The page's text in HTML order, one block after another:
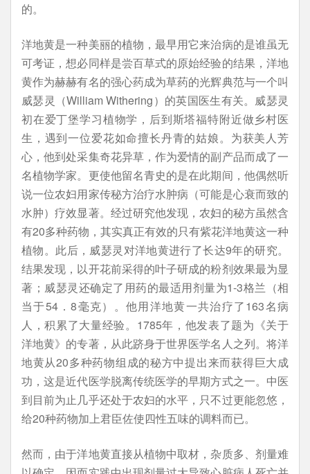
的。
洋地黄是一种美丽的植物，最早用它来治病的是谁虽无
可考证，想必同样是尝百草式的原始经验的结果，洋地
黄作为赫赫有名的强心药成为草药的光辉典范与一个叫
威瑟灵（William Withering）的英国医生有关。威瑟灵
初在爱丁堡学习植物学，后到斯塔福特附近做乡村医
生，遇到一位爱花如命擅长丹青的姑娘。为获美人芳
心，他到处采集奇花异草，作为爱情的副产品而成了一
名植物学家。更使他留名青史的是在此期间，他偶然听
说一位农妇用家传秘方治疗水肿病（可能是心衰而致的
水肿）疗效显著。经过研究他发现，农妇的秘方虽然含
有20多种药物，其实真正有效的只有紫花洋地黄这一种
植物。此后，威瑟灵对洋地黄进行了长达9年的研究。
结果发现，以开花前采得的叶子研成的粉剂效果最为显
著；威瑟灵还确定了用药的最适用剂量为1-3格兰（相
当于54．8毫克）。他用洋地黄一共治疗了163名病
人，积累了大量经验。1785年，他发表了题为《关于
洋地黄》的专著，从此跻身于世界医学名人之列。将洋
地黄从20多种药物组成的秘方中提出来而获得巨大成
功，这是近代医学脱离传统医学的早期方式之一。中医
到目前为止几乎还处于农妇的水平，只不过更能忽悠，
给20种药物加上君臣佐使四性五味的调料而已。
然而，由于洋地黄直接从植物中取材，杂质多、剂量难